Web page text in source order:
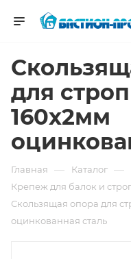
для
160х2мм
Главная — Каталог —
Крепеж для балок и
Скользящая опора для
оцинкованная сталь